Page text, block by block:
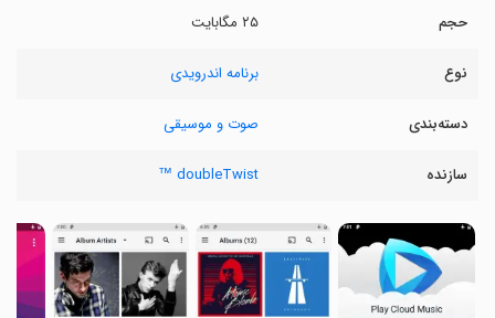
حجم ۲۵ مگابایت
نوع برنامه اندرویدی
دسته‌بندی صوت و موسیقی
سازنده doubleTwist ™